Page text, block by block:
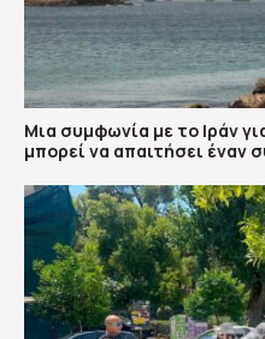
Μια συμφωνία με το Ιράν
μπορεί να απαιτήσει έναν